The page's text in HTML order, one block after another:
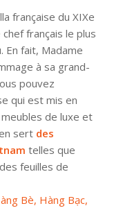
française du XIXe
français le plus
En fait, Madame
à sa grand-
pouvez
qui est mis en
meubles de luxe et
sert des
telles que
feuilles de
Bè, Hàng Bạc,